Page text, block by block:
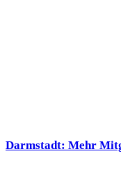
Darmstadt: Mehr